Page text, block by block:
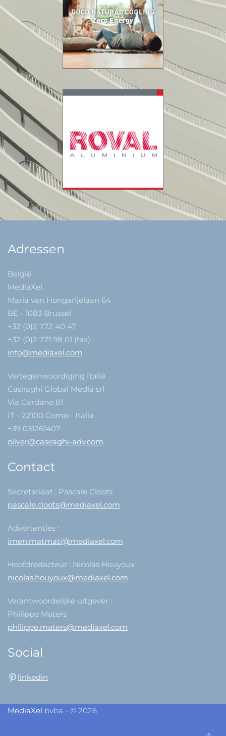
Adressen
België
MediaXel
Maria van Hongarijelaan 64
BE - 1083 Brussel
+32 (0)2 772 40 47
+32 (0)2 771 98 01 (fax)
info@mediaxel.com
Vertegenwoordiging Italië
Casiraghi Global Media srl
Via Cardano 81
IT - 22100 Como - Italia
+39 031261407
oliver@casiraghi-adv.com
Contact
Secretariaat : Pascale Cloots
pascale.cloots@mediaxel.com
Advertenties :
imen.matmati@mediaxel.com
Hoofdredacteur : Nicolas Houyoux
nicolas.houyoux@mediaxel.com
Verantwoordelijke uitgever :
Philippe Maters
philippe.maters@mediaxel.com
Social
linkedin
MediaXel bvba - © 2026